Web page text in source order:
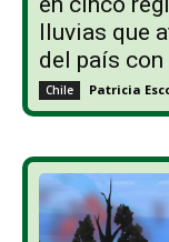
lluvias que
del país
Chile Patricia